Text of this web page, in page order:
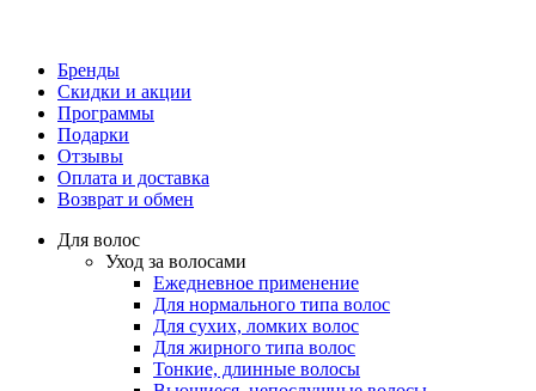
Бренды
Скидки и акции
Программы
Подарки
Отзывы
Оплата и доставка
Возврат и обмен
Для волос
Уход за волосами
Ежедневное применение
Для нормального типа волос
Для сухих, ломких волос
Для жирного типа волос
Тонкие, длинные волосы